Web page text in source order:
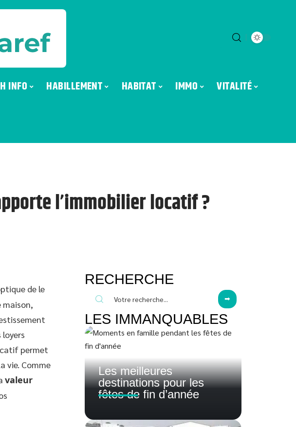
INFO HABILLEMENT HABITAT IMMO
VITALITÉ
l’immobilier locatif ?
de le
maison,
permet
vie. Comme
valeur
RECHERCHE
LES IMMANQUABLES
Les meilleures
destinations pour les
fêtes de fin d’année